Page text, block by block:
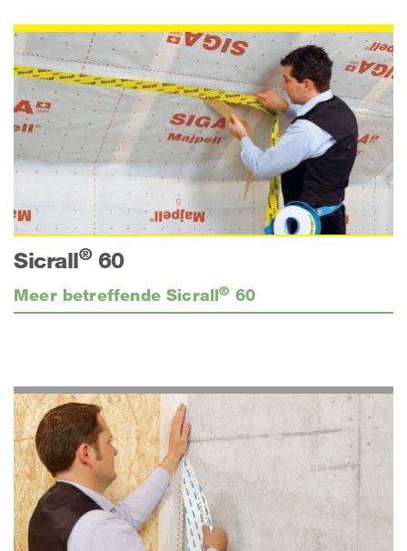
Sicrall®60
Meer betreffende Sicrall® 60